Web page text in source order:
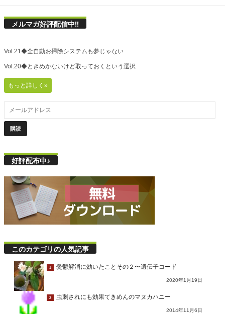
メルマガ好評配信中!!
Vol.21◆全自動お掃除システムも夢じゃない
Vol.20◆ときめかないけど取っておくという選択
もっと詳しく»
好評配布中♪
このカテゴリの人気記事
1 憂鬱解消に効いたことその２〜遺伝子コード
2020年1月19日
2 虫刺されにも効果てきめんのマヌカハニー
2014年11月6日